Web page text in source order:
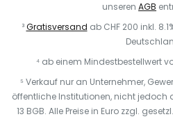
unseren AGB
³Gratisversand ab CHF 200 inkl.
⁴ ab einem Mindestbestellwert
⁵ Verkauf nur an Unternehmer,
öffentliche Institutionen, nicht jedoch
13 BGB. Alle Preise in Euro zzgl.